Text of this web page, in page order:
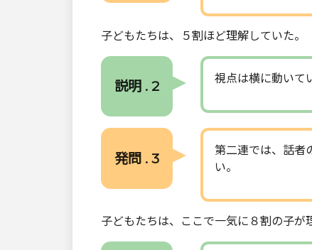
子どもたちは、５割ほど理解していた。
説明 . 2 視点は横に動いて
発問 . 3
第二連では、話者
い。
子どもたちは、ここで一気に８割の子が